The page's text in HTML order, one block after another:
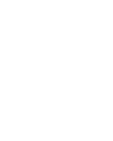
el viaje del
Canaria:
Los malaguistas
playoff de ascenso a